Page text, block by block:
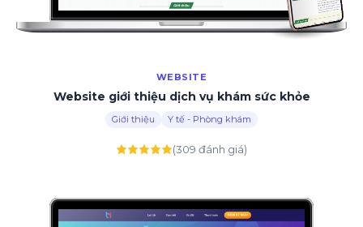
WEBSITE
Website giới thiệu dịch vụ khám sức khỏe
Giới thiệu Y tế - Phòng khám
(309 đánh giá)